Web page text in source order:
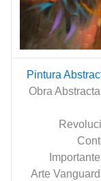
Pintura
Obra
Arte